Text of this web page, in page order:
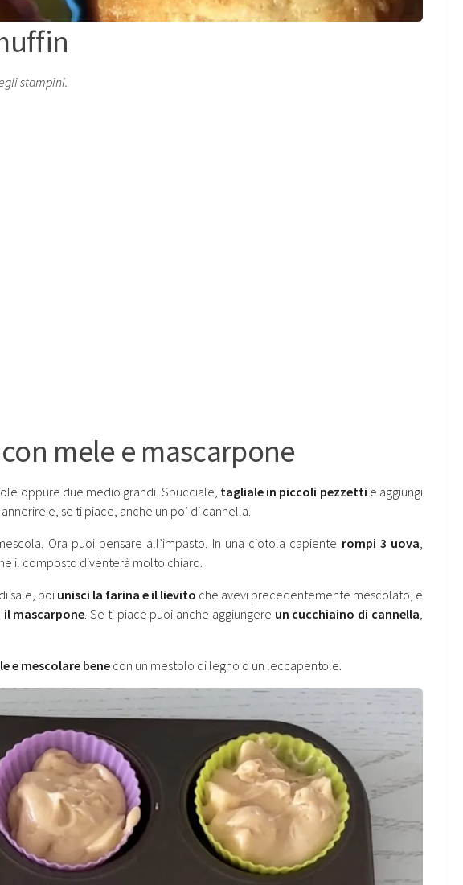
stampini.
mele e mascarpone
oppure due medio grandi. Sbucciale, tagliale in piccoli pezzetti e aggiungi
e, se ti piace, anche un po’ di cannella.
Ora puoi pensare all’impasto. In una ciotola capiente rompi 3 uova
il composto diventerà molto chiaro.
sale, poi unisci la farina e il lievito che avevi precedentemente mescolato, e
il mascarpone . Se ti piace puoi anche aggiungere un cucchiaino di cannella
e mescolare bene con un mestolo di legno o un leccapentole.